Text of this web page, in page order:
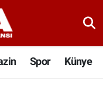
Spor Künye